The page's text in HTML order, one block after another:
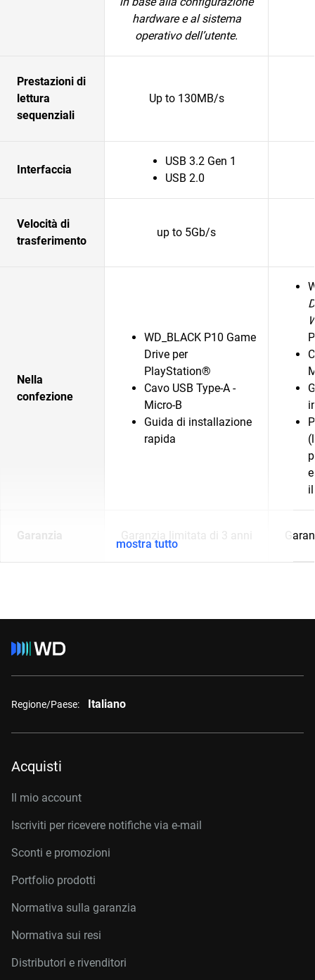
hardware e al sistema
operativo dell’utente.
Prestazioni di
lettura
sequenziali
Up to 130MB/s
Interfaccia
USB 3.2 Gen 1
USB 2.0
Velocità di
trasferimento
up to 5Gb/s
Nella
confezione
WD_BLACK P10 Game
Drive per
PlayStation®
Cavo USB Type-A -
Micro-B
Guida di installazione
rapida
Garanzia Garanzia limitata di 3 anni
mostra tutto
Regione/Paese: Italiano
Acquisti
Il mio account
Iscriviti per ricevere notifiche via e-mail
Sconti e promozioni
Portfolio prodotti
Normativa sulla garanzia
Normativa sui resi
Distributori e rivenditori